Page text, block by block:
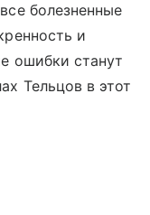
болезненные
и
ошибки станут
Тельцов в этот